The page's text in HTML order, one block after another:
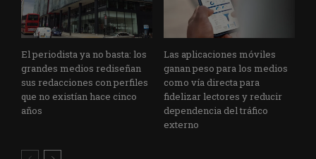
El periodista ya no basta: los
grandes medios rediseñan
sus redacciones con perfiles
que no existían hace cinco
años
Las aplicaciones móviles
ganan peso para los medios
como vía directa para
fidelizar lectores y reducir
dependencia del tráfico
externo